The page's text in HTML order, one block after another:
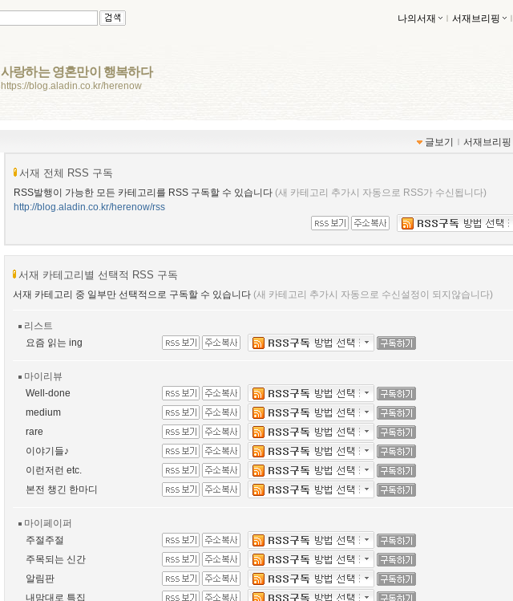
나의서재 ｌ 서재브리핑 ｌ
사랑하는 영혼만이 행복하다
https://blog.aladin.co.kr/herenow
글보기 ｌ 서재브리핑
서재 전체 RSS 구독
RSS발행이 가능한 모든 카테고리를 RSS 구독할 수 있습니다 (새 카테고리 추가시 자동으로 RSS가 수신됩니다)
http://blog.aladin.co.kr/herenow/rss
서재 카테고리별 선택적 RSS 구독
서재 카테고리 중 일부만 선택적으로 구독할 수 있습니다 (새 카테고리 추가시 자동으로 수신설정이 되지않습니다)
리스트
요즘 읽는 ing
마이리뷰
Well-done
medium
rare
이야기들♪
이런저런 etc.
본전 챙긴 한마디
마이페이퍼
주절주절
주목되는 신간
알림판
내맘대로 특집